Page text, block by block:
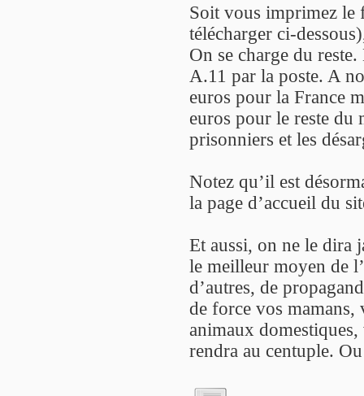
Soit vous imprimez le
télécharger ci-
On se charge du
A.11 par la poste. A
euros pour la France
euros pour le reste du
prisonniers et les
Notez qu’il est
la page d’accueil du
Et aussi, on ne le dira
le meilleur moyen de
d’autres, de
de force vos mamans,
animaux
rendra au centuple.